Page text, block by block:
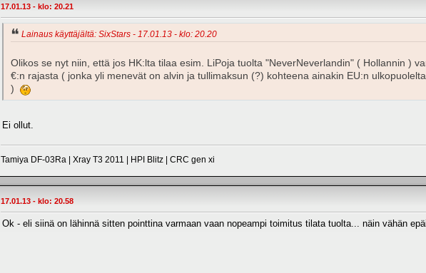
17.01.13 - klo: 20.21
Lainaus käyttäjältä: SixStars - 17.01.13 - klo: 20.20
Olikos se nyt niin, että jos HK:lta tilaa esim. LiPoja tuolta "NeverNeverlandin" ( Hollannin )
€:n rajasta ( jonka yli menevät on alvin ja tullimaksun (?) kohteena ainakin EU:n
)
Ei ollut.
Tamiya DF-03Ra | Xray T3 2011 | HPI Blitz | CRC gen xi
17.01.13 - klo: 20.58
Ok - eli siinä on lähinnä sitten pointtina varmaan vaan nopeampi toimitus tilata tuolta... näin vähän